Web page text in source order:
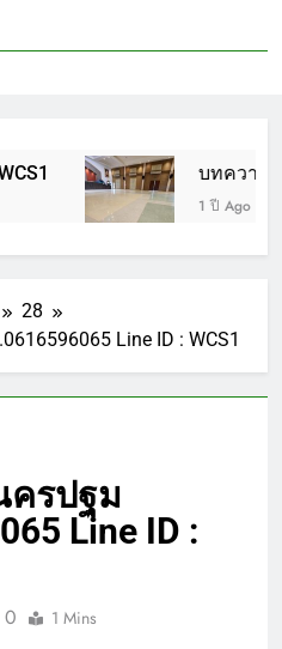
บทความ : ก
1 ปี Ago
28
Line ID : WCS1
รปฐม
Line ID :
0 1 Mins